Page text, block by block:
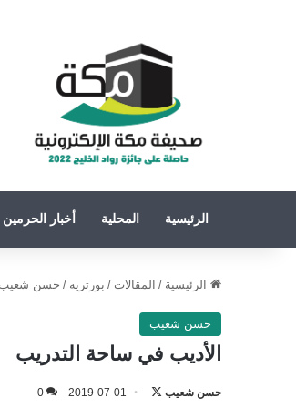
الرئيسية المحلية أخبار الحرمين
الرئيسية / المقالات / بورتريه / حسن شعيب
حسن شعيب
الأديب في ساحة التدريب
حسن شعيب
تابع
2019-07-01
0